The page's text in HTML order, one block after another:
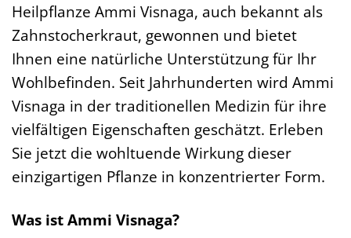
Heilpflanze Ammi Visnaga, auch bekannt als
Zahnstocherkraut, gewonnen und bietet
Ihnen eine natürliche Unterstützung für Ihr
Wohlbefinden. Seit Jahrhunderten wird Ammi
Visnaga in der traditionellen Medizin für ihre
vielfältigen Eigenschaften geschätzt. Erleben
Sie jetzt die wohltuende Wirkung dieser
einzigartigen Pflanze in konzentrierter Form.
Was ist Ammi Visnaga?